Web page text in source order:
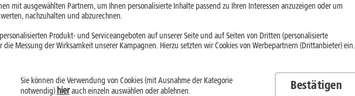
greifen aber je
ein. Der
prüfst
mit ausgewählten Partnern, um Ihnen personalisierte Inhalte passend zu Ihren Interessen anzuzeigen oder um
nachzuhalten und abzurechnen.
Produkt- und Serviceangeboten auf unserer Seite und auf Seiten von Dritten (personalisierte
Messung der Wirksamkeit unserer Kampagnen. Hierzu setzten wir Cookies von Werbepartnern (Drittanbieter) ein.
Sie können die Verwendung von Cookies (mit Ausnahme der Kategorie
notwendig) hierauch einzeln auswählen oder ablehnen. Bestätigen